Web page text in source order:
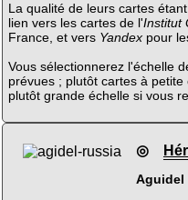
La qualité de leurs cartes
lien vers les cartes de l'Institut
France, et vers Yandexpour
Vous sélectionnerez l'échelle
prévues ; plutôt cartes à
plutôt grande échelle si vous
◎
Aguidel